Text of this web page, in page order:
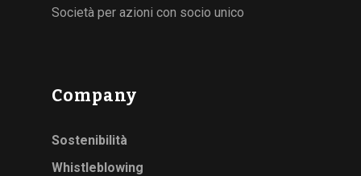
Società per azioni con socio unico
Company
Sostenibilità
Whistleblowing